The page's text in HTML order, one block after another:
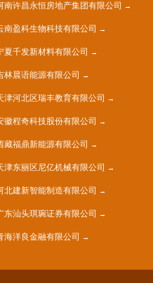
南许昌永恒房地产集团有限公司
南盈科生物科技有限公司
夏千发新材料有限公司
林晨语能源有限公司
津河北区瑞丰教育有限公司
徽程奇科技股份有限公司
藏福鼎新能源有限公司
津东丽区尼亿机械有限公司
北建新智能制造有限公司
东汕头琪琬证券有限公司
海洋良金融有限公司